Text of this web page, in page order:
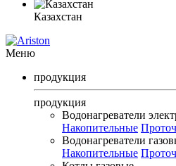
Казахстан
Меню
продукция
продукция
Водонагреватели
Накопительные
Водонагреватели
Накопительные